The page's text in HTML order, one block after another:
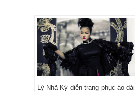
Lý Nhã Kỳ diễn trang phục áo dài